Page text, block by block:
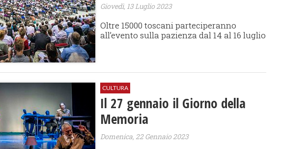
Giovedì, 13 Luglio 2023
Oltre 15000 toscani parteciperanno
all’evento sulla pazienza dal 14 al 16 luglio
CULTURA
Il 27 gennaio il Giorno della
Memoria
Domenica, 22 Gennaio 2023